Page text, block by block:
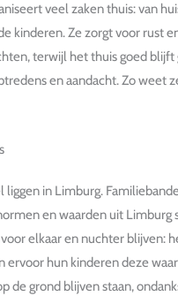
veel zaken thuis: van
kinderen. Ze zorgt voor rust
terwijl het thuis goed blijft
en aandacht. Zo weet
in Limburg.
en waarden uit Limburg
elkaar en nuchter blijven:
ervoor hun kinderen deze
de grond blijven staan,